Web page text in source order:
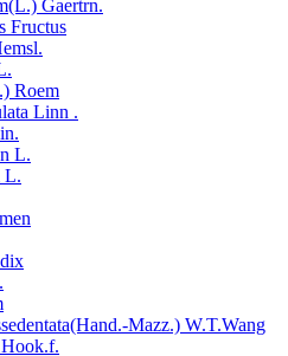
Gaertrn.
Fructus
Roem
Linn .
L.
L.
Mazz.) W.T.Wang